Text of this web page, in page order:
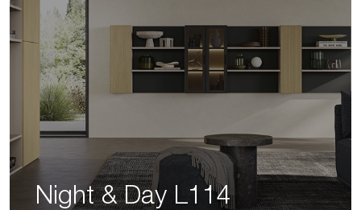
Night & Day L114